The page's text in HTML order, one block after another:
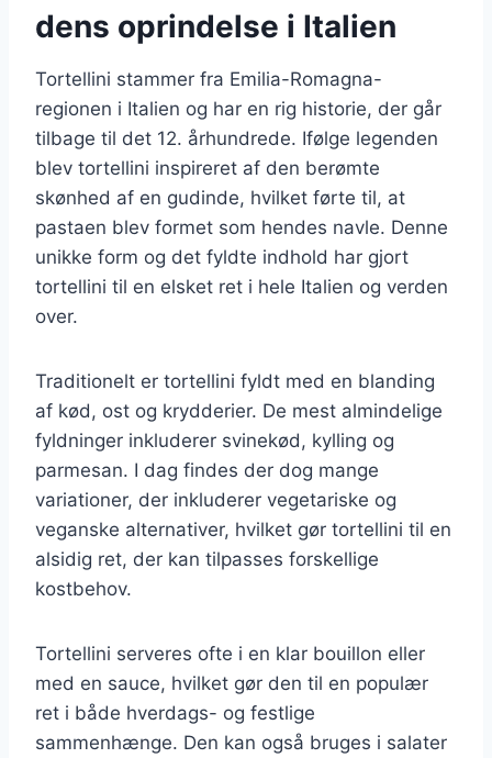
dens oprindelse i Italien
Tortellini stammer fra Emilia-Romagna-
regionen i Italien og har en rig historie, der går
tilbage til det 12. århundrede. Ifølge legenden
blev tortellini inspireret af den berømte
skønhed af en gudinde, hvilket førte til, at
pastaen blev formet som hendes navle. Denne
unikke form og det fyldte indhold har gjort
tortellini til en elsket ret i hele Italien og verden
over.
Traditionelt er tortellini fyldt med en blanding
af kød, ost og krydderier. De mest almindelige
fyldninger inkluderer svinekød, kylling og
parmesan. I dag findes der dog mange
variationer, der inkluderer vegetariske og
veganske alternativer, hvilket gør tortellini til en
alsidig ret, der kan tilpasses forskellige
kostbehov.
Tortellini serveres ofte i en klar bouillon eller
med en sauce, hvilket gør den til en populær
ret i både hverdags- og festlige
sammenhænge. Den kan også bruges i salater